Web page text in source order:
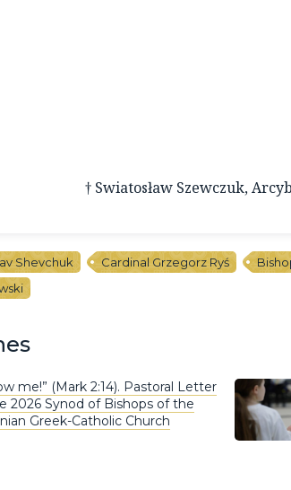
† Swiatosław Szewczuk,
Shevchuk Cardinal Grzegorz Ryś
me!” (Mark 2:14). Pastoral Letter
2026 Synod of Bishops of the
Greek-Catholic Church